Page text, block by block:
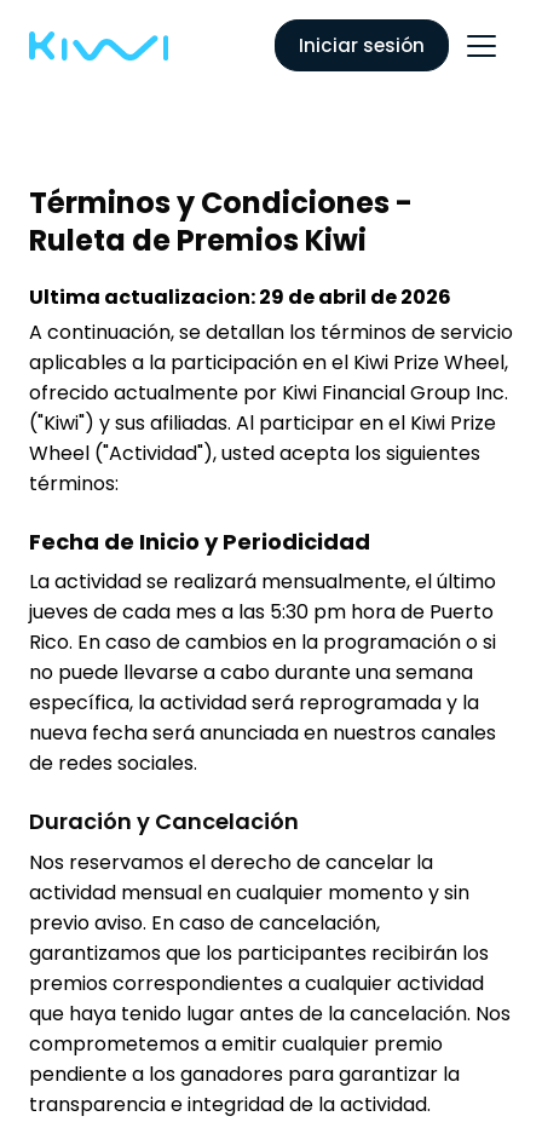
Iniciar sesión
Términos y Condiciones -
Ruleta de Premios Kiwi
Ultima actualizacion: 29 de abril de 2026
A continuación, se detallan los términos de servicio
aplicables a la participación en el Kiwi Prize Wheel,
ofrecido actualmente por Kiwi Financial Group Inc.
("Kiwi") y sus afiliadas. Al participar en el Kiwi Prize
Wheel ("Actividad"), usted acepta los siguientes
términos:
Fecha de Inicio y Periodicidad
La actividad se realizará mensualmente, el último
jueves de cada mes a las 5:30 pm hora de Puerto
Rico. En caso de cambios en la programación o si
no puede llevarse a cabo durante una semana
específica, la actividad será reprogramada y la
nueva fecha será anunciada en nuestros canales
de redes sociales.
Duración y Cancelación
Nos reservamos el derecho de cancelar la
actividad mensual en cualquier momento y sin
previo aviso. En caso de cancelación,
garantizamos que los participantes recibirán los
premios correspondientes a cualquier actividad
que haya tenido lugar antes de la cancelación. Nos
comprometemos a emitir cualquier premio
pendiente a los ganadores para garantizar la
transparencia e integridad de la actividad.